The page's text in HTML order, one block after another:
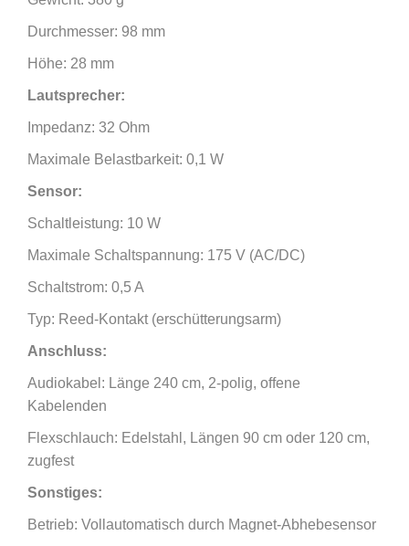
Durchmesser: 98 mm
Höhe: 28 mm
Lautsprecher:
Impedanz: 32 Ohm
Maximale Belastbarkeit: 0,1 W
Sensor:
Schaltleistung: 10 W
Maximale Schaltspannung: 175 V (AC/DC)
Schaltstrom: 0,5 A
Typ: Reed-Kontakt (erschütterungsarm)
Anschluss:
Audiokabel: Länge 240 cm, 2-polig, offene
Kabelenden
Flexschlauch: Edelstahl, Längen 90 cm oder 120 cm,
zugfest
Sonstiges:
Betrieb: Vollautomatisch durch Magnet-Abhebesensor